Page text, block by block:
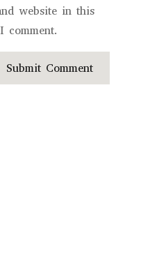
website in this
Submit Comment